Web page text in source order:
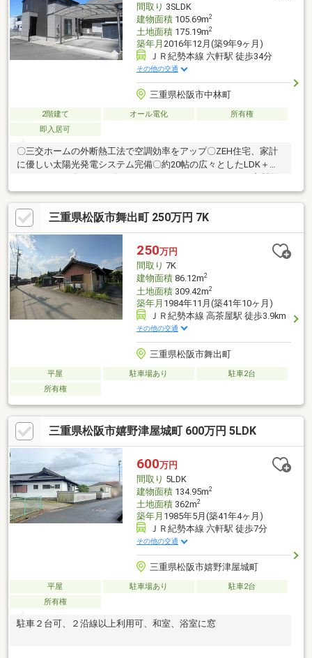
間取り 3SLDK
建物面積105.69m2
土地面積175.19m2
築年月 2016年12月(築9年9ヶ月)
ＪＲ紀勢本線 六軒駅 徒歩34分
その他の交通
三重県松阪市中林町
2階建て オール電化
所有権
即入居可
〇三交ホームの外断熱工法で空調効率をアップ〇ZEH住宅、家計
に優しい太陽光発電システム完備〇約20帖の広々としたLDK＋タ
り〇駐車スペース3台（軽含む）内2台分はカーポート付き〇オー
クワ三雲店まで徒歩8分、買い物便利です〇国道23号線、中勢バ
イパスへのアクセス良好
三重県松阪市舞出町 250万円 7K
250万円
間取り 7K
建物面積86.12m2
土地面積309.42m2
築年月 1984年11月(築41年10ヶ月)
ＪＲ紀勢本線 高茶屋駅 徒歩3.9km
その他の交通
三重県松阪市舞出町
平屋 駐車場あり
駐車2台
所有権
三重県松阪市嬉野津屋城町 600万円 5LDK
600万円
間取り 5LDK
建物面積134.95m2
土地面積362m2
築年月 1985年5月(築41年4ヶ月)
ＪＲ紀勢本線 六軒駅 徒歩7分
その他の交通
三重県松阪市嬉野津屋城町
平屋 駐車場あり
駐車2台
所有権
駐車２台可、２沿線以上利用可、和室、浴室に窓